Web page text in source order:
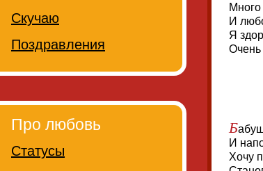
И
Я
Б
И
Хочу
Скучаю
Поздравления
Про любовь
Статусы